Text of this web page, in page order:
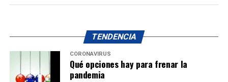
TENDENCIA
CORONAVIRUS
Qué opciones hay para frenar la
pandemia